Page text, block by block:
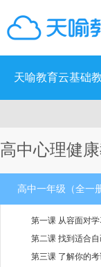
天喻教育云基础
高中心理健
高中一年级（全一
第一课 从容面对
第二课 找到适合自
第三课 了解你的